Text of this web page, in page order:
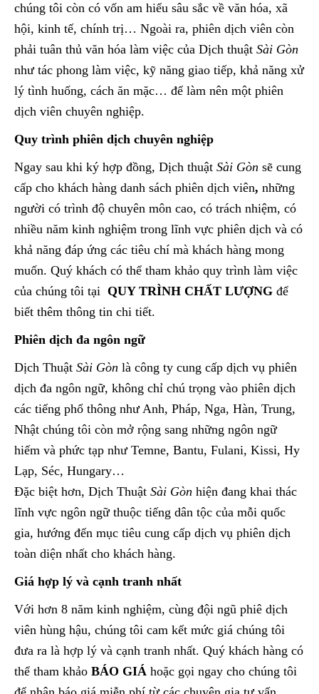
chúng tôi còn có vốn am hiểu sâu sắc về văn hóa, xã
hội, kinh tế, chính trị… Ngoài ra, phiên dịch viên còn
phải tuân thủ văn hóa làm việc của Dịch thuật Sài Gòn
như tác phong làm việc, kỹ năng giao tiếp, khả năng xử
lý tình huống, cách ăn mặc… để làm nên một phiên
dịch viên chuyên nghiệp.
Quy trình phiên dịch chuyên nghiệp
Ngay sau khi ký hợp đồng, Dịch thuật Sài Gòn sẽ cung
cấp cho khách hàng danh sách phiên dịch viên, những
người có trình độ chuyên môn cao, có trách nhiệm, có
nhiều năm kinh nghiệm trong lĩnh vực phiên dịch và có
khả năng đáp ứng các tiêu chí mà khách hàng mong
muốn. Quý khách có thể tham khảo quy trình làm việc
của chúng tôi tại QUY TRÌNH CHẤT LƯỢNG để
biết thêm thông tin chi tiết.
Phiên dịch đa ngôn ngữ
Dịch Thuật Sài Gòn là công ty cung cấp dịch vụ phiên
dịch đa ngôn ngữ, không chỉ chú trọng vào phiên dịch
các tiếng phổ thông như Anh, Pháp, Nga, Hàn, Trung,
Nhật chúng tôi còn mở rộng sang những ngôn ngữ
hiếm và phức tạp như Temne, Bantu, Fulani, Kissi, Hy
Lạp, Séc, Hungary…
Đặc biệt hơn, Dịch Thuật Sài Gòn hiện đang khai thác
lĩnh vực ngôn ngữ thuộc tiếng dân tộc của mỗi quốc
gia, hướng đến mục tiêu cung cấp dịch vụ phiên dịch
toàn diện nhất cho khách hàng.
Giá hợp lý và cạnh tranh nhất
Với hơn 8 năm kinh nghiệm, cùng đội ngũ phiê dịch
viên hùng hậu, chúng tôi cam kết mức giá chúng tôi
đưa ra là hợp lý và cạnh tranh nhất. Quý khách hàng có
thể tham khảo BÁO GIÁ hoặc gọi ngay cho chúng tôi